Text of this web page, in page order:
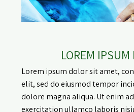
LOREM IPSUM
Lorem ipsum dolor sit amet,
elit, sed do eiusmod tempor
dolore magna aliqua. Ut enim
exercitation ullamco laboris